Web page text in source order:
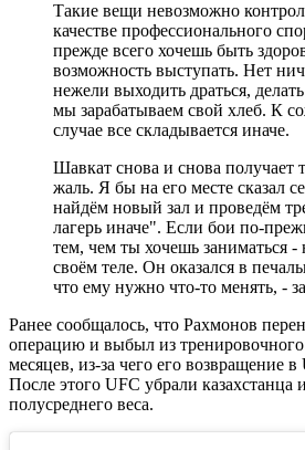
Такие вещи невозможно
качестве профессионального
прежде всего хочешь быть
возможность выступать. Нет
нежели выходить драться,
мы зарабатываем свой хлеб. К
случае все складывается иначе.
Шавкат снова и снова получает
жаль. Я бы на его месте сказал
найдём новый зал и проведём
лагерь иначе". Если бои по-
тем, чем ты хочешь заниматься -
своём теле. Он оказался в
что ему нужно что-то менять, -
Ранее сообщалось, что Рахмонов
операцию и выбыл из тренировочного
месяцев, из-за чего его возвращение
После этого UFC убрали казахстанца
полусреднего веса.